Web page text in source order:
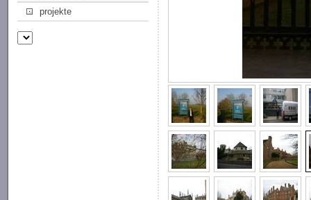
projekte